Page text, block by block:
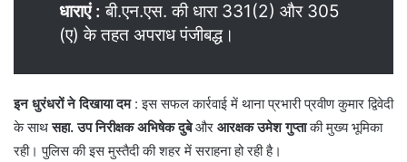
धाराएं : बी.एन.एस. की धारा 331(2) और 305
(ए) के तहत अपराध पंजीबद्ध।
इन धुरंधरों ने दिखाया दम: इस सफल कार्रवाई में थाना प्रभारी प्रवीण कुमार द्विवेदी
के साथसहा. उप निरीक्षक अभिषेक दुबेऔर आरक्षक उमेश गुप्ताकी मुख्य भूमिका
रही। पुलिस की इस मुस्तैदी की शहर में सराहना हो रही है।